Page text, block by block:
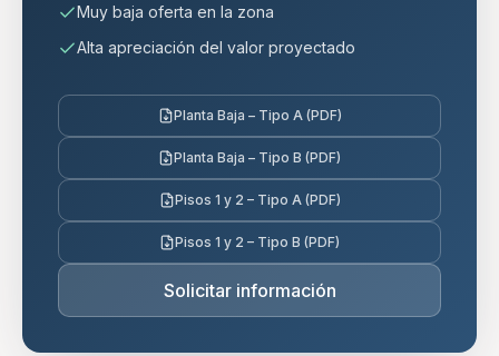
Muy baja oferta en la zona
Alta apreciación del valor proyectado
Planta Baja – Tipo A (PDF)
Planta Baja – Tipo B (PDF)
Pisos 1 y 2 – Tipo A (PDF)
Pisos 1 y 2 – Tipo B (PDF)
Solicitar información